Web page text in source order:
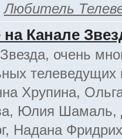
Любитель
Канале
очень
телеведущих
Хрупина,
Юлия Шамаль,
Надана